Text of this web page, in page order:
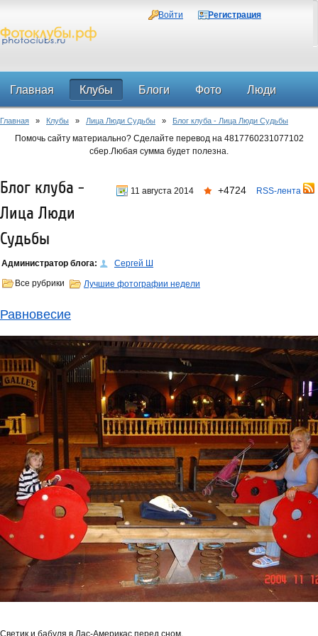
Войти Регистрация
Главная Клубы Блоги Фото Люди
Форум
Главная » Клубы » Лица Люди Судьбы » Блог клуба - Лица Люди Судьбы
Помочь сайту материально? Сделайте перевод на 4817760231077102
сбер.Любая сумма будет полезна.
11 августа 2014 +4724 RSS-лента
Блог клуба -
Лица Люди
Судьбы
Администратор блога:
Сергей Ш
Все рубрики
Лучшие фотографии недели
Равновесие
Светик и бабуля в Лас-Америкас перед сном.